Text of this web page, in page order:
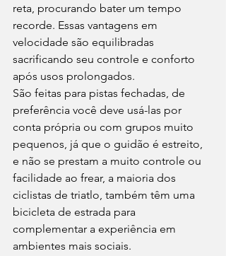
reta, procurando bater um tempo
recorde. Essas vantagens em
velocidade são equilibradas
sacrificando seu controle e conforto
após usos prolongados.
São feitas para pistas fechadas, de
preferência você deve usá-las por
conta própria ou com grupos muito
pequenos, já que o guidão é estreito,
e não se prestam a muito controle ou
facilidade ao frear, a maioria dos
ciclistas de triatlo, também têm uma
bicicleta de estrada para
complementar a experiência em
ambientes mais sociais.